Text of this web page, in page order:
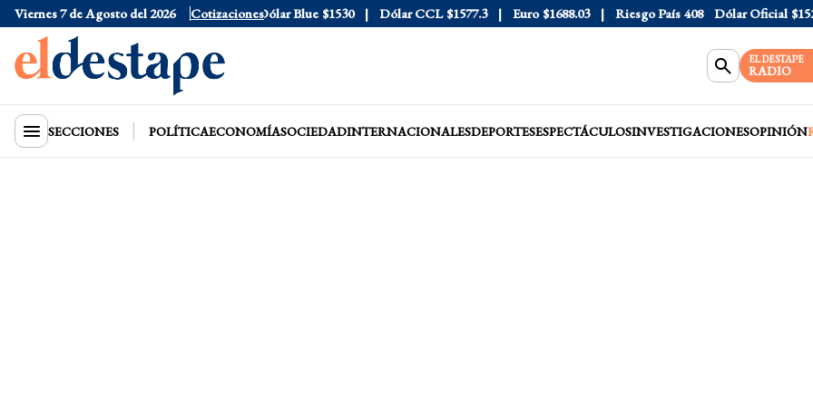
Viernes 7 de Agosto del 2026 Cotizaciones
Oficial $1520 Dólar Tarjeta $1976 Dólar Blue $1530 Dólar CCL $1577.3 Euro $1688.03 Riesgo País 408 Dólar Oficial $1520
EL DESTAPE
RADIO
SECCIONES POLÍTICAECONOMÍASOCIEDADINTERNACIONALESDEPORTESESPECTÁCULOSINVESTIGACIONESOPINIÓN